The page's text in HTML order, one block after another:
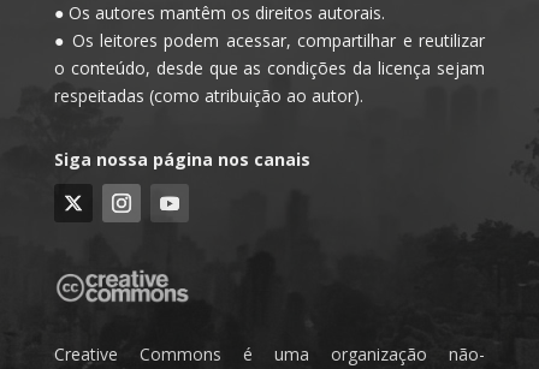
● Os autores mantêm os direitos autorais.
● Os leitores podem acessar, compartilhar e reutilizar
o conteúdo, desde que as condições da licença sejam
respeitadas (como atribuição ao autor).
Siga nossa página nos canais
Creative Commons é uma organização não-